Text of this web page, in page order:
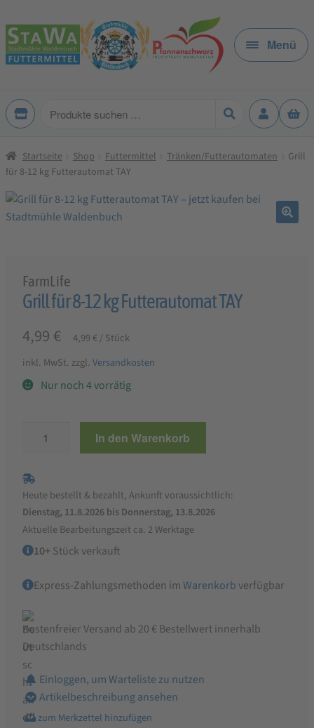
Zur
Navigation
springen
Zum
Inhalt
springen
Menü
Produkte
Startseite Shop Futtermittel Tränken/Futterautomaten
Grill
für 8-12 kg Futterautomat TAY
FarmLife
Grill für 8-12 kg Futterautomat TAY
4,99 € 4,99 €/Stück
inkl. MwSt. zzgl. Versandkosten
Nur noch 4 vorrätig
12
kg
Futterautomat
TAY
Menge
In den Warenkorb
Heute bestellt & bezahlt, Ankunft voraussichtlich:
Dienstag, 11.8.2026 bis Donnerstag, 13.8.2026
Aktuelle Bearbeitungszeit ca. 2 Werktage
10+Stück verkauft
Express-Zahlungsmethoden imWarenkorb verfügbar
Kostenfreier Versand ab 20 € Bestellwert innerhalb
Deutschlands
Einloggen, um Warteliste zu nutzen
Artikelbeschreibung ansehen